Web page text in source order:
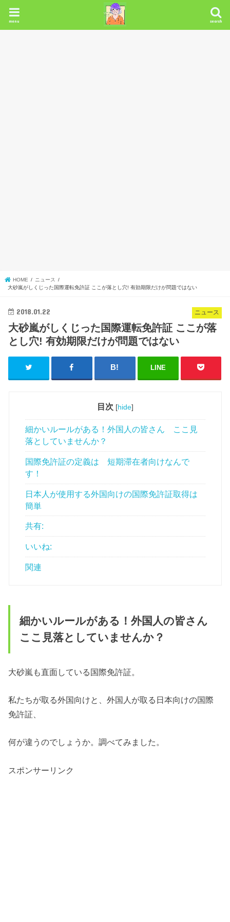
search
menu
HOME
ニュース
大砂嵐がしくじった国際運転免許証 ここが落とし穴! 有効期限だけが問題ではない
ニュース
2018.01.22
大砂嵐がしくじった国際運転免許証 ここが落
とし穴! 有効期限だけが問題ではない
LINE
目次 [hide]
細かいルールがある！外国人の皆さん ここ見
落としていませんか？
国際免許証の定義は 短期滞在者向けなんで
す！
日本人が使用する外国向けの国際免許証取得は
簡単
共有:
いいね:
関連
細かいルールがある！外国人の皆さん
ここ見落としていませんか？
大砂嵐も直面している国際免許証。
私たちが取る外国向けと、外国人が取る日本向けの国際
免許証、
何が違うのでしょうか。調べてみました。
スポンサーリンク